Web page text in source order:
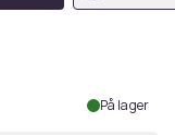
På lager